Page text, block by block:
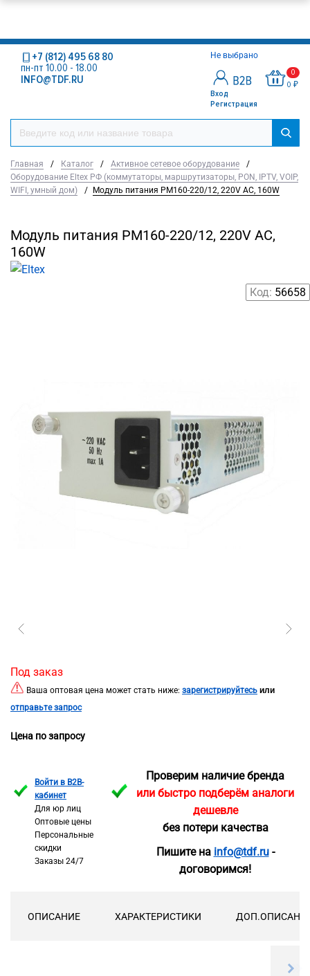
Не выбрано
Вход
Регистрация
0
0 ₽
+7 (812) 495 68 80
пн-пт 10.00 - 18.00
INFO@TDF.RU
Главная / Каталог / Активное сетевое оборудование
/
Оборудование Eltex РФ (коммутаторы, маршрутизаторы, PON, IPTV, VOIP,
WIFI, умный дом)
/ Модуль питания PM160-220/12, 220V AC, 160W
Модуль питания PM160-220/12, 220V AC,
160W
Код: 56658
Под заказ
Ваша оптовая цена может стать ниже: зарегистрируйтесь или
отправьте запрос
Цена по запросу
Войти в B2B-
кабинет
Для юр лиц
Оптовые цены
Персональные
скидки
Заказы 24/7
Проверим наличие бренда
или быстро подберём аналоги
дешевле
без потери качества
Пишите на info@tdf.ru-
договоримся!
ОПИСАНИЕ ХАРАКТЕРИСТИКИ